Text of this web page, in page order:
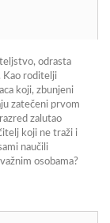
odrasta
Kao roditelji
koji, zbunjeni
zatečeni prvom
zalutao
koji ne traži i
naučili
osobama?